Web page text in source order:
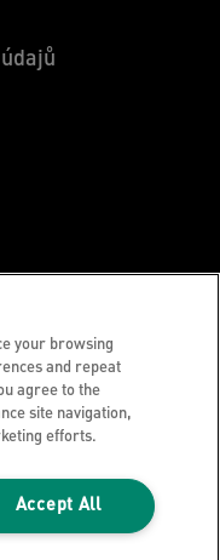
your browsing
and repeat
agree to the
site navigation,
efforts.
Accept All